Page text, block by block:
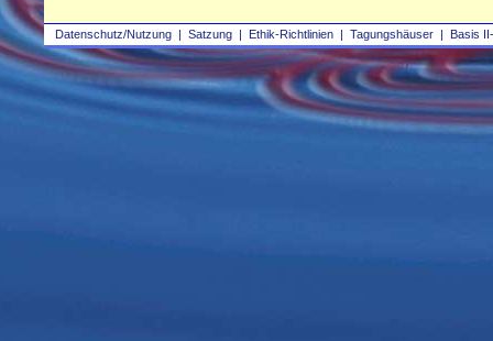
Datenschutz/Nutzung | Satzung | Ethik-Richtlinien | Tagungshäuser | Basis